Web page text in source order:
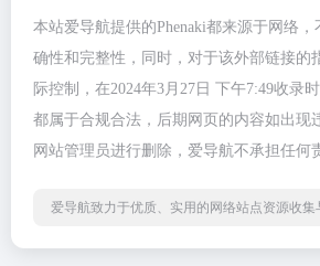
本站爱导航提供的Phenaki都来源于网络
确性和完整性，同时，对于该外部链接的
际控制，在2024年3月27日 下午7:49收录
都属于合规合法，后期网页的内容如出现
网站管理员进行删除，爱导航不承担任何
爱导航致力于优质、实用的网络站点资源收集